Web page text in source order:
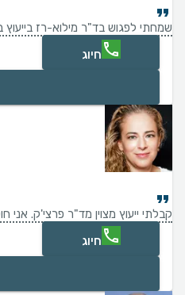
שמחתי לפגוש בד"ר מילוא-רז
חיוג
קבלתי ייעוץ מצוין מד"ר פרצי'ק.
חיוג